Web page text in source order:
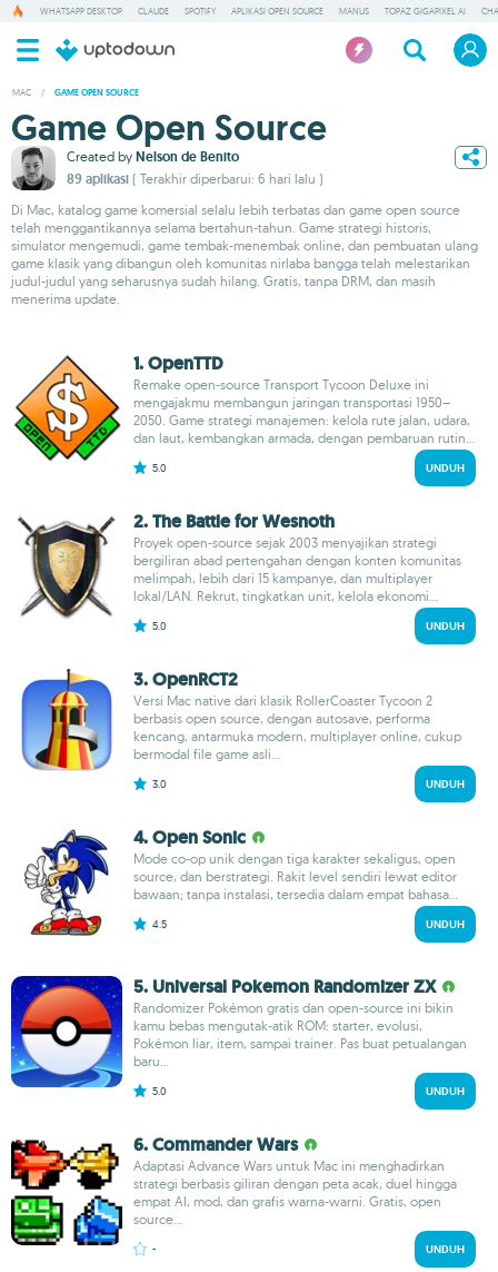
WHATSAPP DESKTOP CLAUDE SPOTIFY APLIKASI OPEN SOURCE MANUS TOPAZ GIGAPIXEL AI
MAC / GAME OPEN SOURCE
Game Open Source
Created by Nelson de Benito
89 aplikasi ( Terakhir diperbarui: 6 hari lalu )
Di Mac, katalog game komersial selalu lebih terbatas dan game open source
telah menggantikannya selama bertahun-tahun. Game strategi historis,
simulator mengemudi, game tembak-menembak online, dan pembuatan ulang
game klasik yang dibangun oleh komunitas nirlaba bangga telah melestarikan
judul-judul yang seharusnya sudah hilang. Gratis, tanpa DRM, dan masih
menerima update.
1. OpenTTD
Remake open-source Transport Tycoon Deluxe ini
mengajakmu membangun jaringan transportasi 1950–
2050. Game strategi manajemen: kelola rute jalan, udara,
dan laut, kembangkan armada, dengan pembaruan rutin...
5.0 UNDUH
2. The Battle for Wesnoth
Proyek open-source sejak 2003 menyajikan strategi
bergiliran abad pertengahan dengan konten komunitas
melimpah, lebih dari 15 kampanye, dan multiplayer
lokal/LAN. Rekrut, tingkatkan unit, kelola ekonomi...
5.0 UNDUH
3. OpenRCT2
Versi Mac native dari klasik RollerCoaster Tycoon 2
berbasis open source, dengan autosave, performa
kencang, antarmuka modern, multiplayer online, cukup
bermodal file game asli...
3.0 UNDUH
4. Open Sonic
Mode co-op unik dengan tiga karakter sekaligus, open
source, dan berstrategi. Rakit level sendiri lewat editor
bawaan; tanpa instalasi, tersedia dalam empat bahasa...
4.5 UNDUH
5. Universal Pokemon Randomizer ZX
Randomizer Pokémon gratis dan open-source ini bikin
kamu bebas mengutak-atik ROM: starter, evolusi,
Pokémon liar, item, sampai trainer. Pas buat petualangan
baru...
5.0 UNDUH
6. Commander Wars
Adaptasi Advance Wars untuk Mac ini menghadirkan
strategi berbasis giliran dengan peta acak, duel hingga
empat AI, mod, dan grafis warna-warni. Gratis, open
source...
- UNDUH